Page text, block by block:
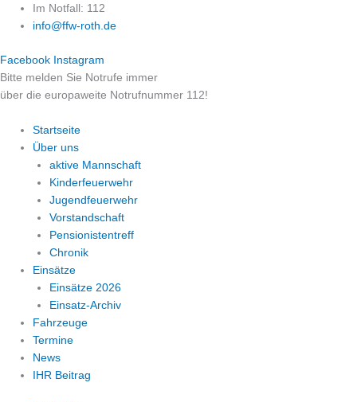
Zum
Inhalt
Im Notfall: 112
info@ffw-roth.de
Facebook Instagram
Bitte melden Sie Notrufe immer
über die europaweite Notrufnummer 112!
Startseite
Über uns
aktive Mannschaft
Kinderfeuerwehr
Jugendfeuerwehr
Vorstandschaft
Pensionistentreff
Chronik
Einsätze
Einsätze 2026
Einsatz-Archiv
Fahrzeuge
Termine
News
IHR Beitrag